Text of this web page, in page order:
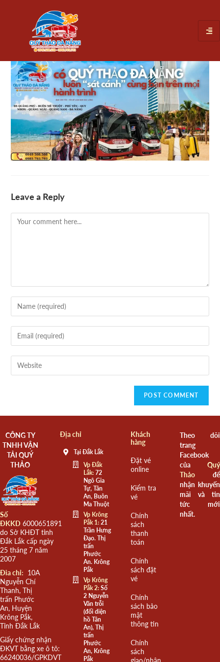
Leave a Reply
CÔNG TY
TNHH VẬN
TẢI QUÝ
THẢO
Số
ĐKKD 6000651891
do Sở KHĐT tỉnh
Đắk Lắk cấp ngày
25 tháng 7 năm
2007
Đia chỉ: 10A
Nguyễn Chí
Thanh, Thị
trấn Phước
An, Huyện
Krông Pắk,
Tỉnh Đắk Lắk
Giấy chứng nhận
ĐKVT bằng xe ô tô:
66240036/GPKDVT
Địa chỉ
Tại Đắk Lắk
Vp Đắk
Lắk:72
Ngô Gia
Tự, Tân
An, Buôn
Ma Thuột
Vp Krông
Pắk 1:21
Trần Hưng
Đạo. Thị
trấn
Phước
An. Krông
Pắk
Vp Krông
Pắk 2:Số
2 Nguyễn
Văn trỗi
(đối diện
hồ Tân
An), Thị
trấn
Phước
An, Krông
Pắk
Khách
hàng
Đặt vé
online
Kiểm tra
vé
Chính
sách
thanh
toán
Chính
sách đặt
vé
Chính
sách bảo
mật
thông tin
Chính
sách
giao/nhận
Theo dõi
trang
Facebook
của Quý
Thảođể
nhận khuyến
mãi và tin
tức mới
nhất.